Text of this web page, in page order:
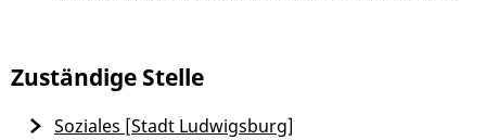
Zuständige Stelle
Soziales [Stadt Ludwigsburg]